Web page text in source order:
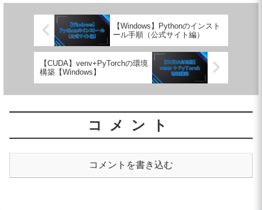
【Windows】Pythonのインスト
ール手順（公式サイト編）
【CUDA】venv+PyTorchの環境
構築【Windows】
コメント
コメントを書き込む